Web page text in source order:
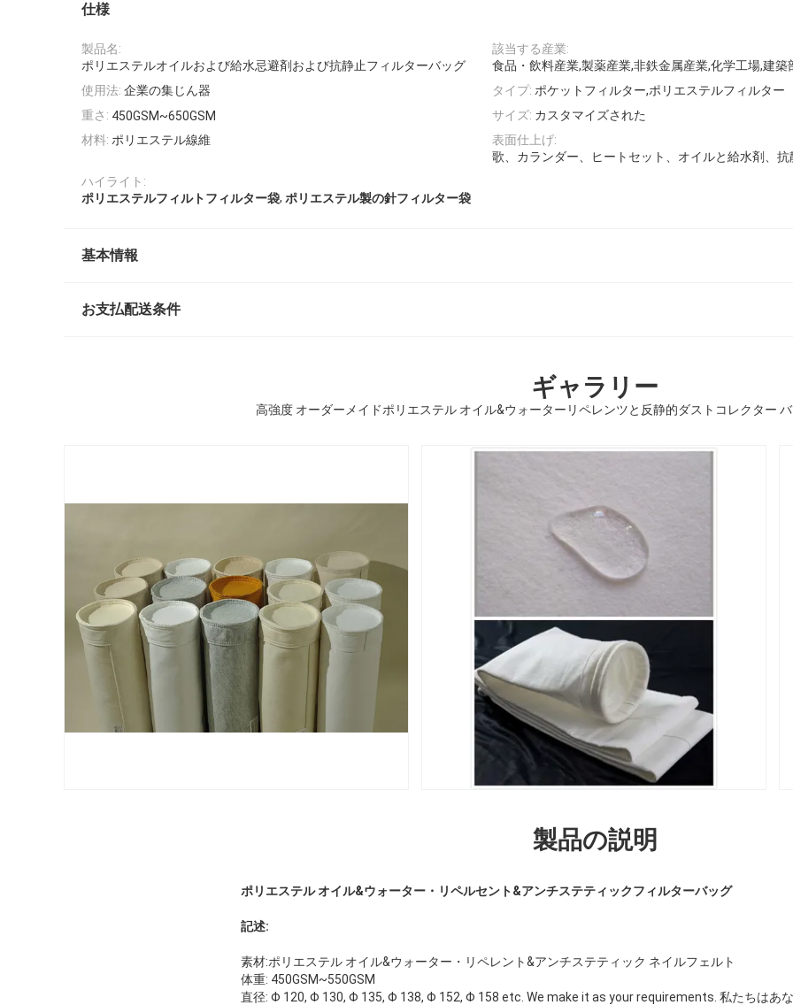
仕様
製品名:
ポリエステルオイルおよび給水忌避剤および抗静止フィルターバッグ
該当する産業:
食品・飲料産業,製薬産業,非鉄金属産業,化学工場,建築
使用法: 企業の集じん器 タイプ: ポケットフィルター,ポリエステルフィルター
重さ: 450GSM~650GSM サイズ: カスタマイズされた
材料: ポリエステル線維
表面仕上げ:
歌、カランダー、ヒートセット、オイルと給水剤、抗
ハイライト:
ポリエステルフィルトフィルター袋, ポリエステル製の針フィルター袋
基本情報
お支払配送条件
ギャラリー
高強度 オーダーメイドポリエステル オイル&ウォーターリペレンツと反静的ダストコレクター
製品の説明
ポリエステル オイル&ウォーター・リペルセント&アンチステティックフィルターバッグ
記述:
素材:ポリエステル オイル&ウォーター・リペレント&アンチステティック ネイルフェルト
体重: 450GSM~550GSM
直径: Φ 120, Φ 130, Φ 135, Φ 138, Φ 152, Φ 158 etc. We make it as your requirements. 私たちはあ